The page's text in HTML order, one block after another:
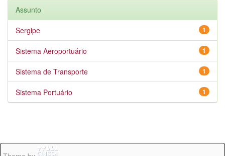
Assunto
1
Sergipe
1
Sistema Aeroportuário
1
Sistema de Transporte
1
Sistema Portuário